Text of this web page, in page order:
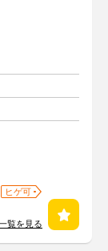
ヒゲ可
覧を見る